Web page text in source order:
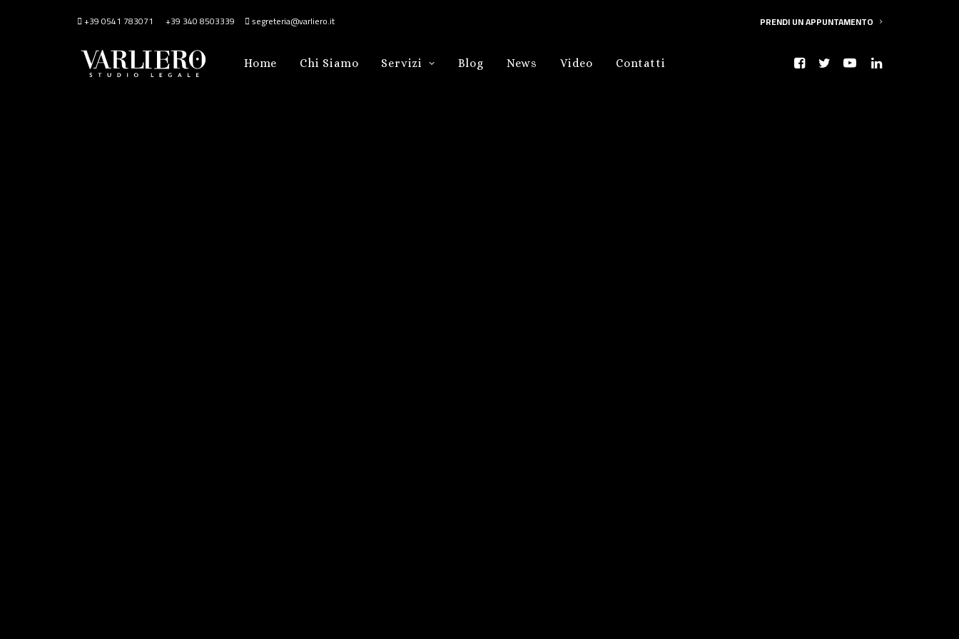
+39 0541 783071 +39 340 8503339 segreteria@varliero.it PRENDI UN APPUNTAMENTO
Home Chi Siamo Servizi Blog News Video Contatti